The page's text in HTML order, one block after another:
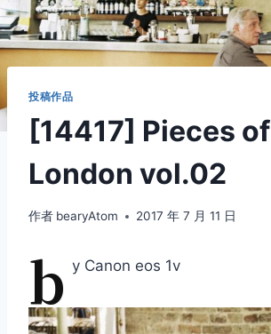
投稿作品
[14417] Pieces of
London vol.02
作者 bearyAtom 2017 年 7 月 11 日
b y Canon eos 1v